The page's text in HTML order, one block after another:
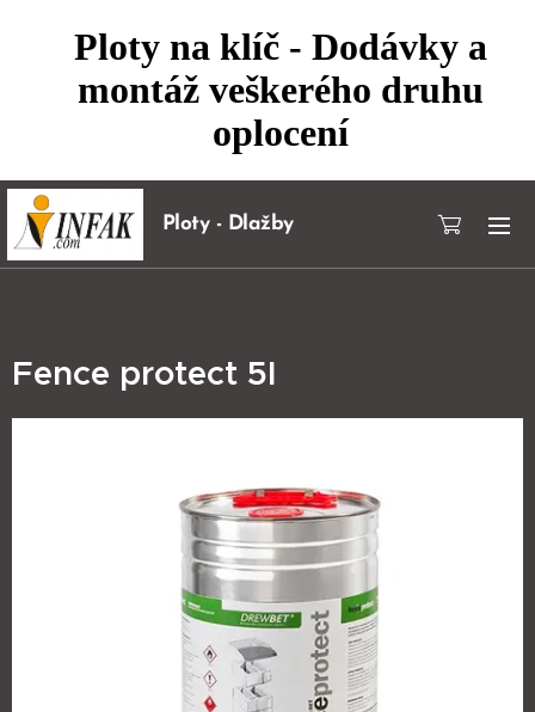
Ploty na klíč - Dodávky a
montáž veškerého druhu
oplocení
Ploty - Dlažby
Fence protect 5l